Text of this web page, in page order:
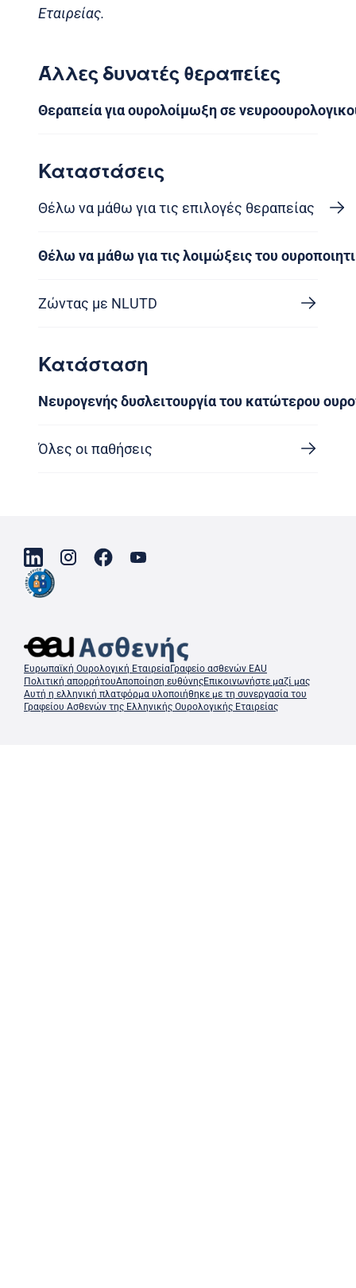
Εταιρείας.
Άλλες δυνατές θεραπείες
Θεραπεία για ουρολοίμωξη σε
Καταστάσεις
Θέλω να μάθω για τις επιλογές θεραπείας
Θέλω να μάθω για τις λοιμώξεις του
Ζώντας με NLUTD
Κατάσταση
Νευρογενής δυσλειτουργία του κατώτερου
Όλες οι παθήσεις
Ευρωπαϊκή Ουρολογική ΕταιρείαΓραφείο ασθενών EAU
Πολιτική απορρήτουΑποποίηση ευθύνηςΕπικοινωνήστε μαζί μας
Αυτή η ελληνική πλατφόρμα υλοποιήθηκε με τη συνεργασία του
Γραφείου Ασθενών της Ελληνικής Ουρολογικής Εταιρείας